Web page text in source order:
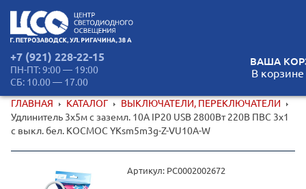
+7 (921) 228-22-15
ПН-ПТ: 9:00 — 19:00
СБ: 10.00 — 17.00
ВАША
В корзине
ГЛАВНАЯ КАТАЛОГ
ВЫКЛЮЧАТЕЛИ, ПЕРЕКЛЮЧАТЕЛИ
Удлинитель 3х5м с заземл. 10А IP20 USB 2800Вт 220В ПВС 3х1
с выкл. бел. КОСМОС YKsm5m3g-Z-VU10А-W
Артикул: РС0002002672